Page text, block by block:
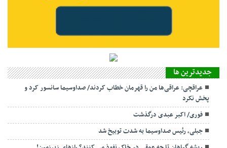
جديدترين ها
عراقچی: عراقی‌ها من را قهرمان خطاب کردند/ صداوسیما سانسور کرد و
پخش نکرد
فوری/ اکبر عبدی درگذشت
جبلی، رئیس صداوسیما به شدت توبیخ شد